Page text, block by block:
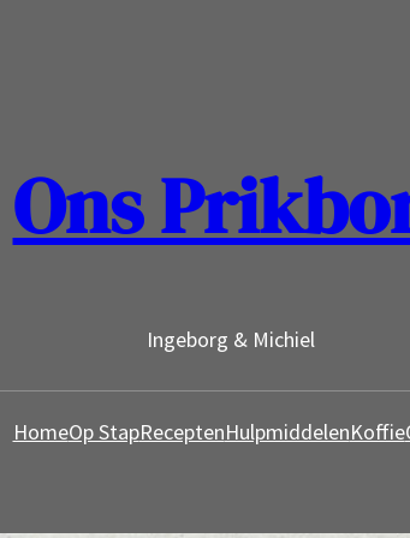
Ons
Ingeborg & Michiel
HomeOp StapReceptenHulpmiddelenKoffie